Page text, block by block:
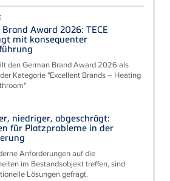
Award 2026: TECE
mit konsequenter
den German Brand Award 2026 als
Kategorie "Excellent Brands – Heating
niedriger, abgeschrägt:
für Platzprobleme in der
Anforderungen auf die
im Bestandsobjekt treffen, sind
Lösungen gefragt.